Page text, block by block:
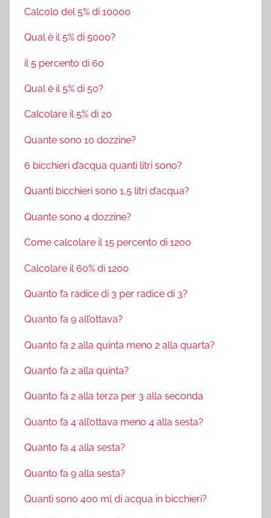
Calcolo del 5% di 10000
Qual è il 5% di 5000?
il 5 percento di 60
Qual è il 5% di 50?
Calcolare il 5% di 20
Quante sono 10 dozzine?
6 bicchieri d’acqua quanti litri sono?
Quanti bicchieri sono 1,5 litri d’acqua?
Quante sono 4 dozzine?
Come calcolare il 15 percento di 1200
Calcolare il 60% di 1200
Quanto fa radice di 3 per radice di 3?
Quanto fa 9 all’ottava?
Quanto fa 2 alla quinta meno 2 alla quarta?
Quanto fa 2 alla quinta?
Quanto fa 2 alla terza per 3 alla seconda
Quanto fa 4 all’ottava meno 4 alla sesta?
Quanto fa 4 alla sesta?
Quanto fa 9 alla sesta?
Quanti sono 400 ml di acqua in bicchieri?